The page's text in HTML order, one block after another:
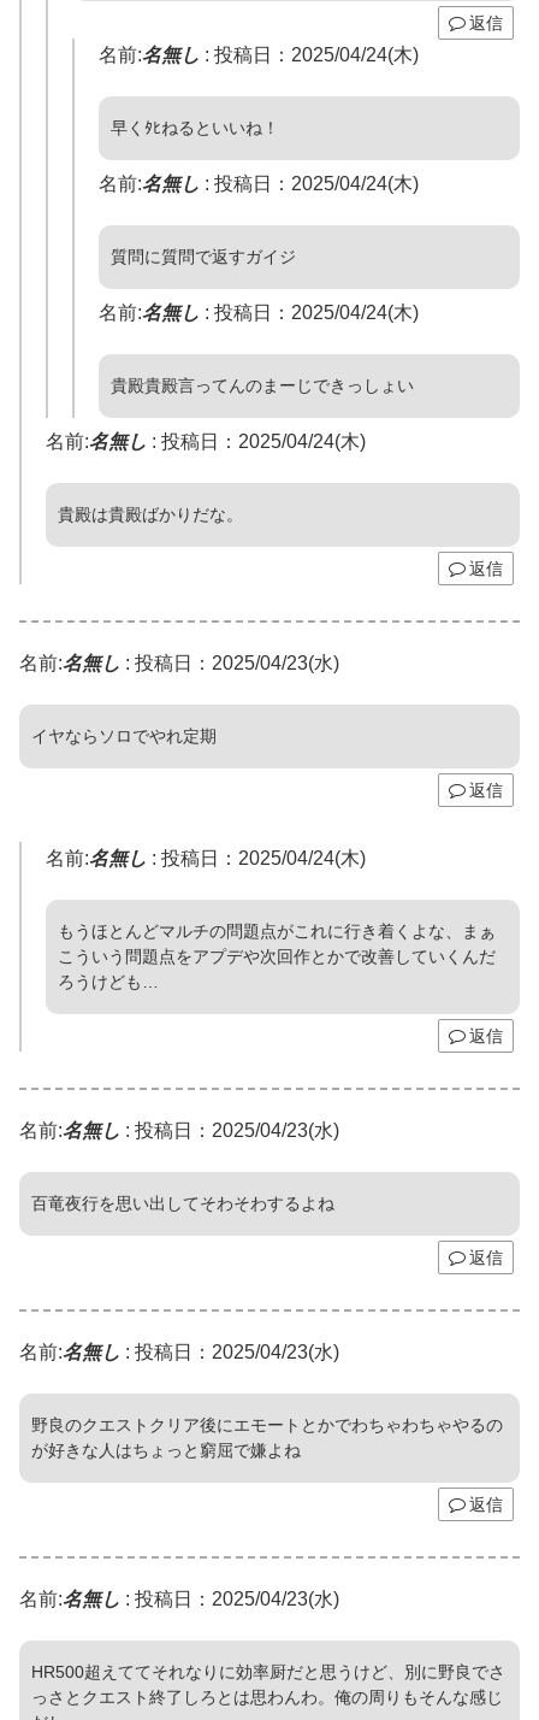
返信
名前:名無し : 投稿日：2025/04/24(木)
早くﾀﾋねるといいね！
名前:名無し : 投稿日：2025/04/24(木)
質問に質問で返すガイジ
名前:名無し : 投稿日：2025/04/24(木)
貴殿貴殿言ってんのまーじできっしょい
名前:名無し : 投稿日：2025/04/24(木)
貴殿は貴殿ばかりだな。
返信
名前:名無し : 投稿日：2025/04/23(水)
イヤならソロでやれ定期
返信
名前:名無し : 投稿日：2025/04/24(木)
もうほとんどマルチの問題点がこれに行き着くよな、まぁ
こういう問題点をアプデや次回作とかで改善していくんだ
ろうけども…
返信
名前:名無し : 投稿日：2025/04/23(水)
百竜夜行を思い出してそわそわするよね
返信
名前:名無し : 投稿日：2025/04/23(水)
野良のクエストクリア後にエモートとかでわちゃわちゃやるの
が好きな人はちょっと窮屈で嫌よね
返信
名前:名無し : 投稿日：2025/04/23(水)
HR500超えててそれなりに効率厨だと思うけど、別に野良でさ
っさとクエスト終了しろとは思わんわ。俺の周りもそんな感じ